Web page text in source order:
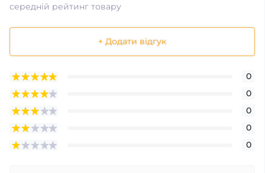
середній рейтинг товару
+ Додати відгук
0
0
0
0
0